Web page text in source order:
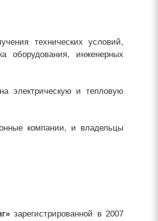
технических условий,
оборудования, инженерных
электрическую и тепловую
компании, и владельцы
зарегистрированной в 2007